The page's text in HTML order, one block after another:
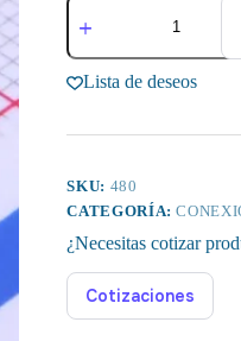
de
Hembra,
2x4Lista de deseos
SKU: 480
CATEGORÍA:
¿Necesitas cotizar
Cotizaciones